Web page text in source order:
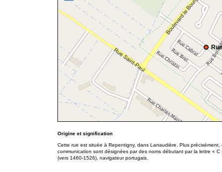
Origine et signification
Cette rue est située à Repentigny, dans Lanaudière. Plus
communication sont désignées par des noms débutant par la lettre «
(vers 1460-1526), navigateur portugais.